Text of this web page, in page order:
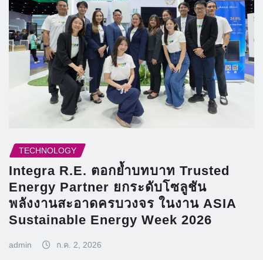
TECHNOLOGY
Integra R.E. ตอกย้ำบทบาท Trusted
Energy Partner ยกระดับโซลูชัน
พลังงานสะอาดครบวงจร ในงาน ASIA
Sustainable Energy Week 2026
admin ก.ค. 2, 2026